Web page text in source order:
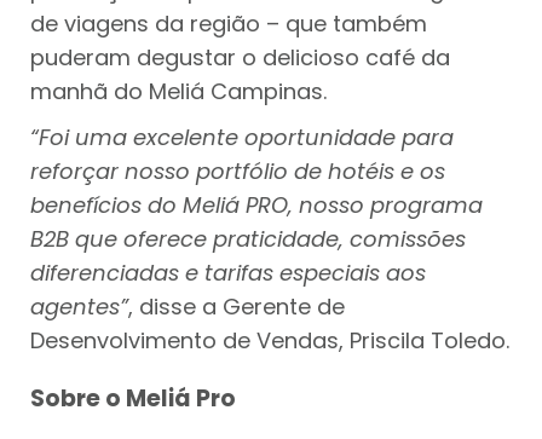
de viagens da região – que também
puderam degustar o delicioso café da
manhã do Meliá Campinas.
“Foi uma excelente oportunidade para
reforçar nosso portfólio de hotéis e os
benefícios do Meliá PRO, nosso programa
B2B que oferece praticidade, comissões
diferenciadas e tarifas especiais aos
agentes”, disse a Gerente de
Desenvolvimento de Vendas, Priscila Toledo.
Sobre o Meliá Pro